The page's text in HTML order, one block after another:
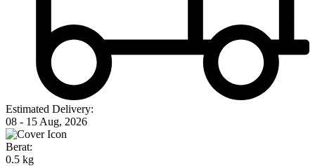
Estimated Delivery:
08 - 15 Aug, 2026
Berat:
0.5 kg